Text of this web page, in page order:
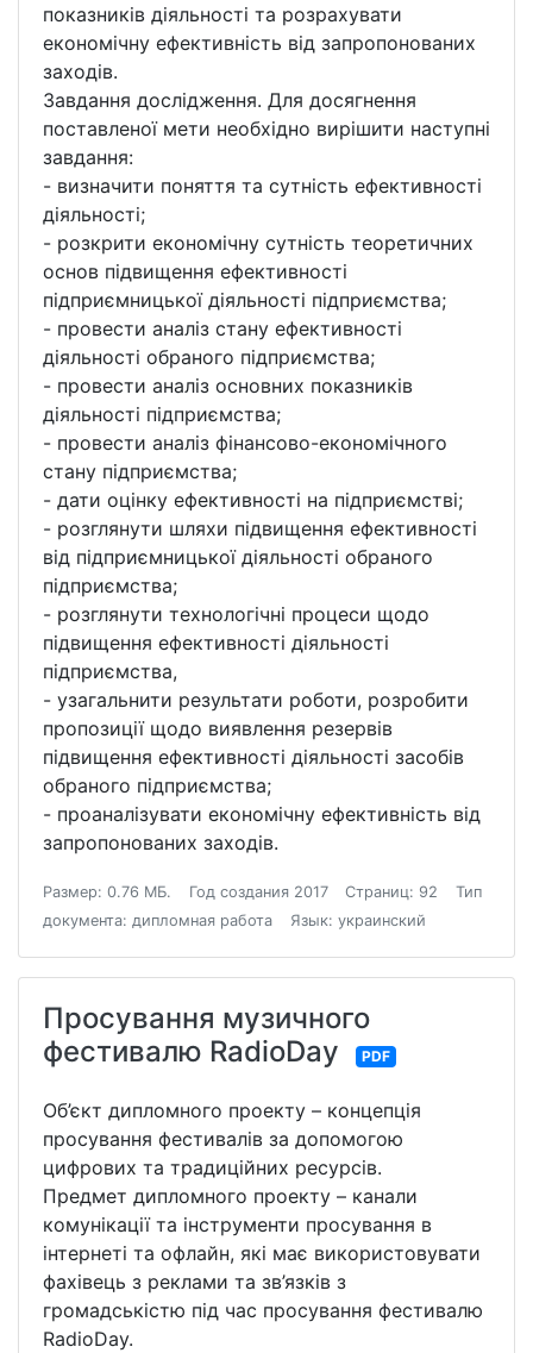
показників діяльності та розрахувати
економічну ефективність від запропонованих
заходів.
Завдання дослідження. Для досягнення
поставленої мети необхідно вирішити наступні
завдання:
- визначити поняття та сутність ефективності
діяльності;
- розкрити економічну сутність теоретичних
основ підвищення ефективності
підприємницької діяльності підприємства;
- провести аналіз стану ефективності
діяльності обраного підприємства;
- провести аналіз основних показників
діяльності підприємства;
- провести аналіз фінансово-економічного
стану підприємства;
- дати оцінку ефективності на підприємстві;
- розглянути шляхи підвищення ефективності
від підприємницької діяльності обраного
підприємства;
- розглянути технологічні процеси щодо
підвищення ефективності діяльності
підприємства,
- узагальнити результати роботи, розробити
пропозиції щодо виявлення резервів
підвищення ефективності діяльності засобів
обраного підприємства;
- проаналізувати економічну ефективність від
запропонованих заходів.
Размер: 0.76 МБ. Год создания 2017 Страниц: 92
Тип
документа: дипломная работа
Язык: украинский
Просування музичного
фестивалю RadioDay
PDF
Об’єкт дипломного проекту – концепція
просування фестивалів за допомогою
цифрових та традиційних ресурсів.
Предмет дипломного проекту – канали
комунікації та інструменти просування в
інтернеті та офлайн, які має використовувати
фахівець з реклами та зв’язків з
громадськістю під час просування фестивалю
RadioDay.